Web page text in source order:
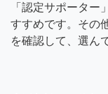
「認定サポータ
すすめです。その
を確認して、選ん